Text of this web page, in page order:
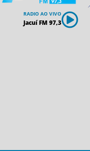
RADIO AO VIVO
Jacuí FM 97,3